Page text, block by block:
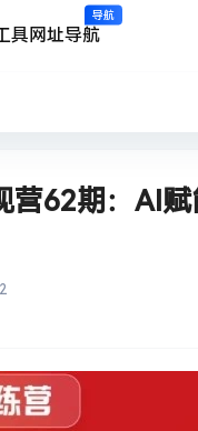
具网址导航
导航
营62期：AI